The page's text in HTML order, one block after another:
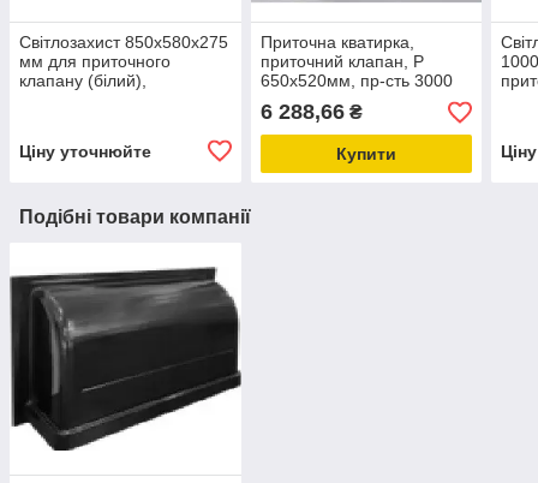
Світлозахист 850x580x275
мм для приточного
клапану (білий),
Ціну уточнюйте
Приточна кватирка,
приточний клапан, Р
650х520мм, пр-сть 3000
закритий
6 288,66₴
Купити
Подібні товари компанії